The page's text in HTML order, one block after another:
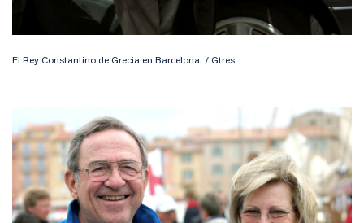
El Rey Constantino de Grecia en Barcelona. / Gtres